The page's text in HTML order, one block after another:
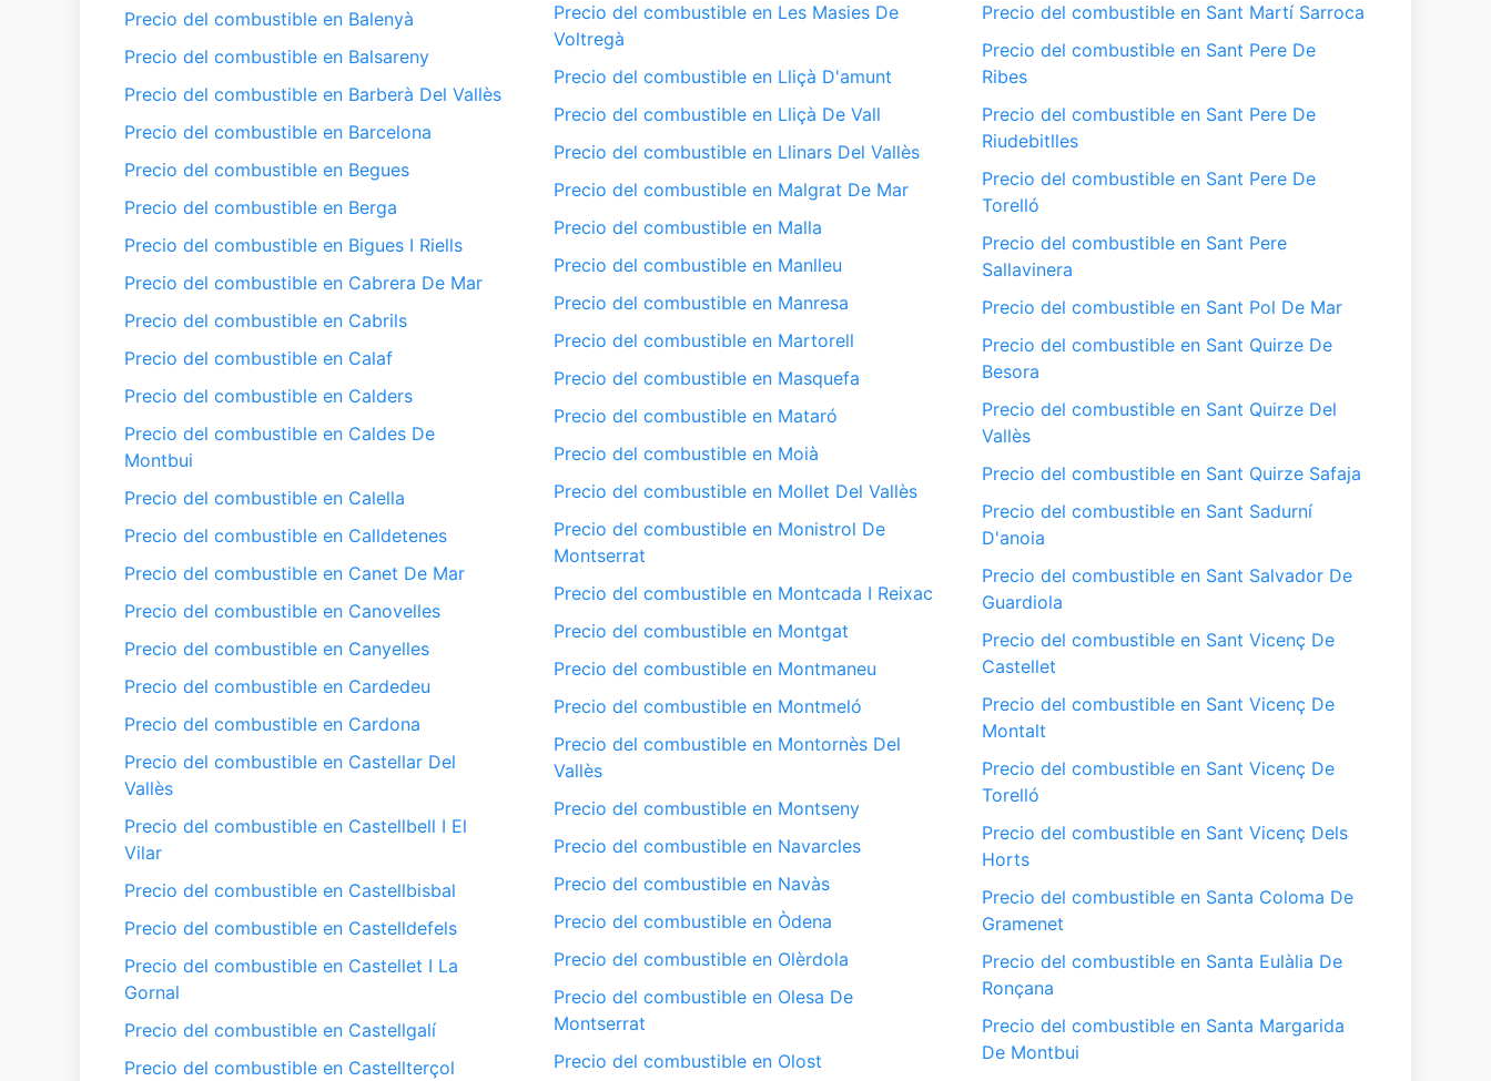
Precio del combustible en Balenyà
Precio del combustible en Balsareny
Precio del combustible en Barberà Del Vallès
Precio del combustible en Barcelona
Precio del combustible en Begues
Precio del combustible en Berga
Precio del combustible en Bigues I Riells
Precio del combustible en Cabrera De Mar
Precio del combustible en Cabrils
Precio del combustible en Calaf
Precio del combustible en Calders
Precio del combustible en Caldes De
Montbui
Precio del combustible en Calella
Precio del combustible en Calldetenes
Precio del combustible en Canet De Mar
Precio del combustible en Canovelles
Precio del combustible en Canyelles
Precio del combustible en Cardedeu
Precio del combustible en Cardona
Precio del combustible en Castellar Del
Vallès
Precio del combustible en Castellbell I El
Vilar
Precio del combustible en Castellbisbal
Precio del combustible en Castelldefels
Precio del combustible en Castellet I La
Gornal
Precio del combustible en Castellgalí
Precio del combustible en Castellterçol
Precio del combustible en Les Masies De
Voltregà
Precio del combustible en Lliçà D'amunt
Precio del combustible en Lliçà De Vall
Precio del combustible en Llinars Del Vallès
Precio del combustible en Malgrat De Mar
Precio del combustible en Malla
Precio del combustible en Manlleu
Precio del combustible en Manresa
Precio del combustible en Martorell
Precio del combustible en Masquefa
Precio del combustible en Mataró
Precio del combustible en Moià
Precio del combustible en Mollet Del Vallès
Precio del combustible en Monistrol De
Montserrat
Precio del combustible en Montcada I Reixac
Precio del combustible en Montgat
Precio del combustible en Montmaneu
Precio del combustible en Montmeló
Precio del combustible en Montornès Del
Vallès
Precio del combustible en Montseny
Precio del combustible en Navarcles
Precio del combustible en Navàs
Precio del combustible en Òdena
Precio del combustible en Olèrdola
Precio del combustible en Olesa De
Montserrat
Precio del combustible en Olost
Precio del combustible en Sant Martí Sarroca
Precio del combustible en Sant Pere De
Ribes
Precio del combustible en Sant Pere De
Riudebitlles
Precio del combustible en Sant Pere De
Torelló
Precio del combustible en Sant Pere
Sallavinera
Precio del combustible en Sant Pol De Mar
Precio del combustible en Sant Quirze De
Besora
Precio del combustible en Sant Quirze Del
Vallès
Precio del combustible en Sant Quirze Safaja
Precio del combustible en Sant Sadurní
D'anoia
Precio del combustible en Sant Salvador De
Guardiola
Precio del combustible en Sant Vicenç De
Castellet
Precio del combustible en Sant Vicenç De
Montalt
Precio del combustible en Sant Vicenç De
Torelló
Precio del combustible en Sant Vicenç Dels
Horts
Precio del combustible en Santa Coloma De
Gramenet
Precio del combustible en Santa Eulàlia De
Ronçana
Precio del combustible en Santa Margarida
De Montbui